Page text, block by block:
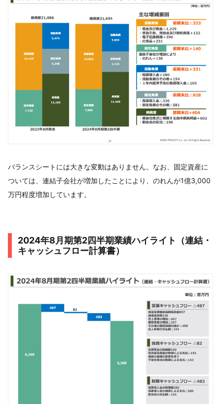
バランスシートには大きな変動はありません。なお、固定資産に
ついては、連結子会社が増加したことにより、のれんが1億3,000
万円程度増加しています。
2024年8月期第2四半期業績ハイライト（連結・
キャッシュフロー計算書）